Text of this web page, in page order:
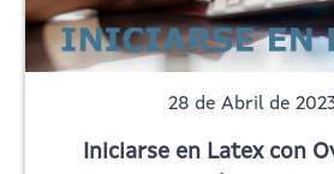
28 de Abril de
Iniciarse en Latex con